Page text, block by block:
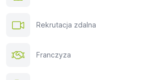
Rekrutacja zdalna
Franczyza